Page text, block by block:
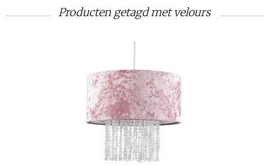
Producten getagd met velours